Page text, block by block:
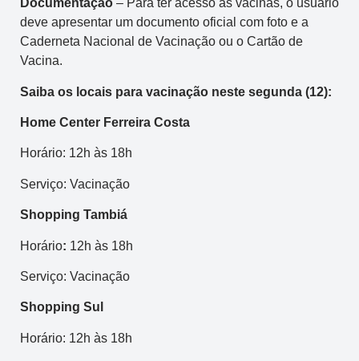
Documentação – Para ter acesso as vacinas, o usuário
deve apresentar um documento oficial com foto e a
Caderneta Nacional de Vacinação ou o Cartão de
Vacina.
Saiba os locais para vacinação neste segunda (12):
Home Center Ferreira Costa
Horário: 12h às 18h
Serviço: Vacinação
Shopping Tambiá
Horário: 12h às 18h
Serviço: Vacinação
Shopping Sul
Horário: 12h às 18h